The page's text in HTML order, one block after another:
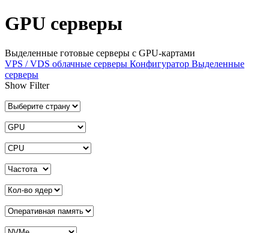
GPU серверы
Выделенные готовые серверы с GPU-картами
VPS / VDS облачные серверы Конфигуратор Выделенные
серверы
Show Filter